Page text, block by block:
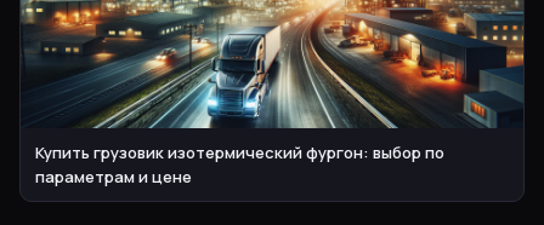
Купить грузовик изотермический фургон: выбор по
параметрам и цене